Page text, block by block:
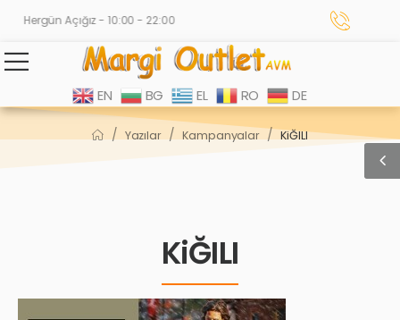
Hergün Açığız - 10:00 - 22:00
EN BG EL RO DE
/ Yazılar / Kampanyalar / KiĞILI
KiĞILI